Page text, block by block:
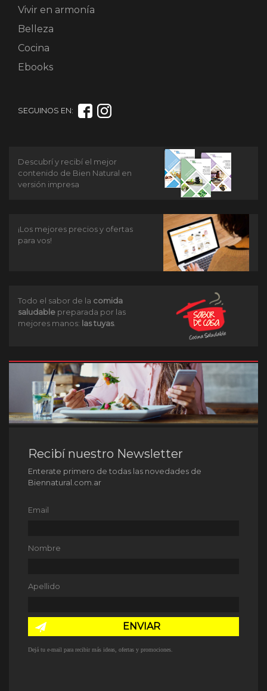
Vivir en armonía
Belleza
Cocina
Ebooks
SEGUINOS EN:
Descubrí y recibí el mejor
contenido de Bien Natural en
versión impresa
¡Los mejores precios y ofertas
para vos!
Todo el sabor de la comida
saludable preparada por las
mejores manos: las tuyas.
Recibí nuestro Newsletter
Enterate primero de todas las novedades de
Biennatural.com.ar
Email
Nombre
Apellido
ENVIAR
Dejá tu e-mail para recibir más ideas, ofertas y promociones.